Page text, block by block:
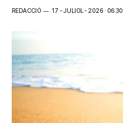
REDACCIÓ 17 - JULIOL - 2026 · 06:30